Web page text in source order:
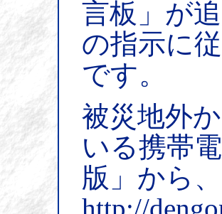
言板」が
の指示に
です。
被災地外
いる携帯
版」から